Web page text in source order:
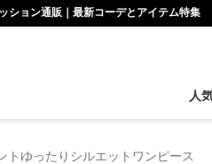
ション通販｜最新コーデとアイテム特集
人
トゆったりシルエットワンピース